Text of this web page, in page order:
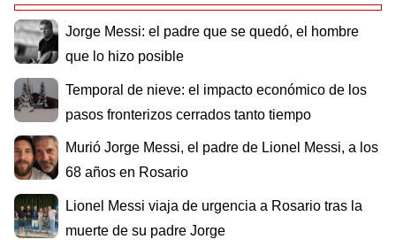
Jorge Messi: el padre que se quedó, el hombre
que lo hizo posible
Temporal de nieve: el impacto económico de los
pasos fronterizos cerrados tanto tiempo
Murió Jorge Messi, el padre de Lionel Messi, a los
68 años en Rosario
Lionel Messi viaja de urgencia a Rosario tras la
muerte de su padre Jorge